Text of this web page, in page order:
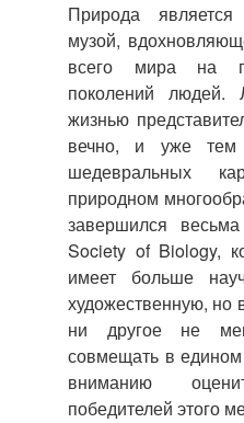
Природа является
музой,
всего мира на
поколений людей.
жизнью
вечно, и уже тем
шедевральных
природном
завершился
Society of Biology,
имеет больше
художественную, но
ни другое не
совмещать в
вниманию
победителей этого